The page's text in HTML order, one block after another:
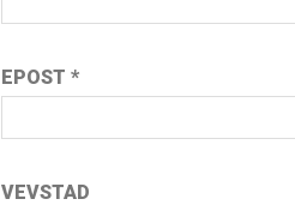
EPOST *
VEVSTAD